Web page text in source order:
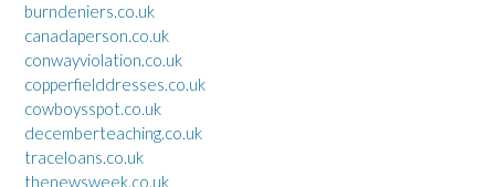
burndeniers.co.uk
canadaperson.co.uk
conwayviolation.co.uk
copperfielddresses.co.uk
cowboysspot.co.uk
decemberteaching.co.uk
traceloans.co.uk
thenewsweek.co.uk